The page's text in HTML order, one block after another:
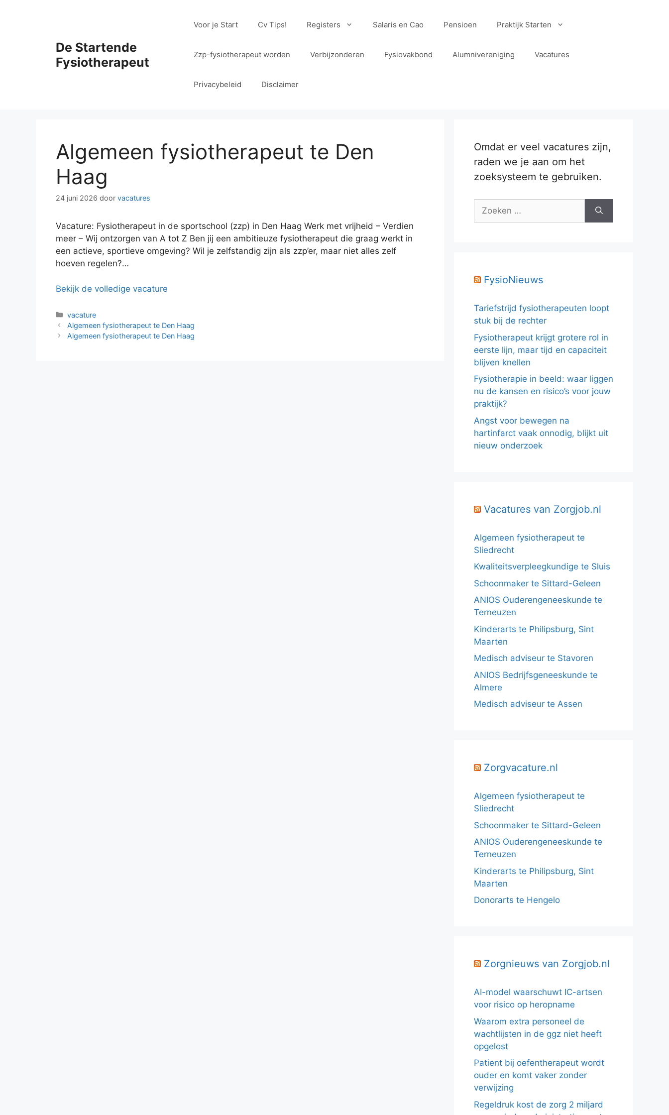
De Startende
Fysiotherapeut
Voor je Start Cv Tips! Registers Salaris en Cao Pensioen Praktijk Starten
Zzp-fysiotherapeut worden Verbijzonderen Fysiovakbond Alumnivereniging Vacatures
Privacybeleid Disclaimer
Algemeen fysiotherapeut te Den
Haag
24 juni 2026 door vacatures
Vacature: Fysiotherapeut in de sportschool (zzp) in Den Haag Werk met vrijheid – Verdien
meer – Wij ontzorgen van A tot Z Ben jij een ambitieuze fysiotherapeut die graag werkt in
een actieve, sportieve omgeving? Wil je zelfstandig zijn als zzp’er, maar niet alles zelf
hoeven regelen?…
Bekijk de volledige vacature
Categorieën
vacature
Algemeen fysiotherapeut te Den Haag
Algemeen fysiotherapeut te Den Haag
Omdat er veel vacatures zijn,
raden we je aan om het
zoeksysteem te gebruiken.
Zoek
FysioNieuws
Tariefstrijd fysiotherapeuten loopt
stuk bij de rechter
Fysiotherapeut krijgt grotere rol in
eerste lijn, maar tijd en capaciteit
blijven knellen
Fysiotherapie in beeld: waar liggen
nu de kansen en risico’s voor jouw
praktijk?
Angst voor bewegen na
hartinfarct vaak onnodig, blijkt uit
nieuw onderzoek
Vacatures van Zorgjob.nl
Algemeen fysiotherapeut te
Sliedrecht
Kwaliteitsverpleegkundige te Sluis
Schoonmaker te Sittard-Geleen
ANIOS Ouderengeneeskunde te
Terneuzen
Kinderarts te Philipsburg, Sint
Maarten
Medisch adviseur te Stavoren
ANIOS Bedrijfsgeneeskunde te
Almere
Medisch adviseur te Assen
Zorgvacature.nl
Algemeen fysiotherapeut te
Sliedrecht
Schoonmaker te Sittard-Geleen
ANIOS Ouderengeneeskunde te
Terneuzen
Kinderarts te Philipsburg, Sint
Maarten
Donorarts te Hengelo
Zorgnieuws van Zorgjob.nl
AI-model waarschuwt IC-artsen
voor risico op heropname
Waarom extra personeel de
wachtlijsten in de ggz niet heeft
opgelost
Patient bij oefentherapeut wordt
ouder en komt vaker zonder
verwijzing
Regeldruk kost de zorg 2 miljard